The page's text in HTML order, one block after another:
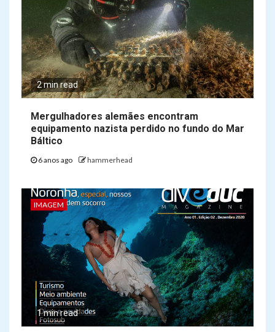
2 min read
Mergulhadores alemães encontram
equipamento nazista perdido no fundo do Mar
Báltico
6 anos ago hammerhead
IMAGEM
1 min read